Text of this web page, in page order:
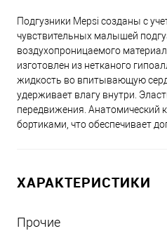
Подгузники Mepsi созданы с
чувствительных малышей
воздухопроницаемого
изготовлен из нетканого
жидкость во впитывающую
удерживает влагу внутри.
передвижения. Анатомический
бортиками, что обеспечивает
ХАРАКТЕРИСТИКИ
Прочие